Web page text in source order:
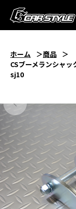
ホーム
商品
CSブーメランシャ
sj10